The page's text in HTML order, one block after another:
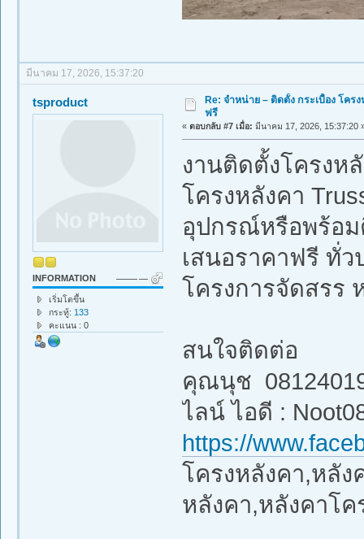
มีนาคม 17, 2026, 15:37:20
tsproduct
INFORMATION
เริ่มโตขึ้น
กระทู้: 133
คะแนน : 0
Re: จำหน่าย – ติดตั้ง กระเบื้อง โคร
ฟรี
« ตอบกลับ #7 เมื่อ: มีนาคม 17, 2026, 15:37:20
งานติดตั้งโครงห
โครงหลังคา
อุปกรณ์หรือพร้อม
เสนอราคาฟรี ทั่
โครงการจัดสรร
สนใจติดต่อ
คุณนุช
ไลน์ ไอดี :
https://
โครงหลังคา,หลัง
หลังคา,หลังคาโค